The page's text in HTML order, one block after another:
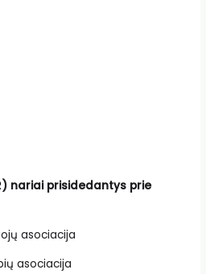
nariai prisidedantys prie
asociacija
asociacija